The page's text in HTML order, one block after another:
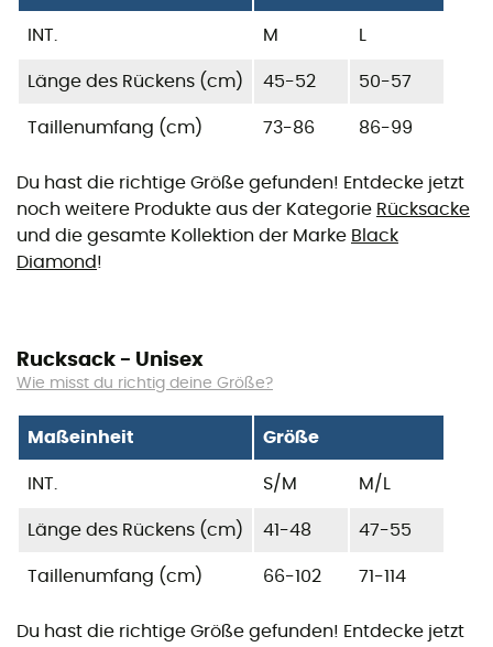
INT. M L
Länge des Rückens (cm) 45-52 50-57
Taillenumfang (cm) 73-86 86-99
Du hast die richtige Größe gefunden! Entdecke jetzt
noch weitere Produkte aus der Kategorie Rücksacke
und die gesamte Kollektion der Marke Black
Diamond!
Rucksack - Unisex
Wie misst du richtig deine Größe?
Maßeinheit Größe
INT. S/M M/L
Länge des Rückens (cm) 41-48 47-55
Taillenumfang (cm) 66-102 71-114
Du hast die richtige Größe gefunden! Entdecke jetzt